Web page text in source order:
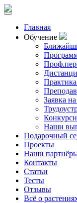
Главная
Обучение
Заявка
Наши
Подарочный
Проекты
Наши
Контакты
Статьи
Тесты
Отзывы
Всё о